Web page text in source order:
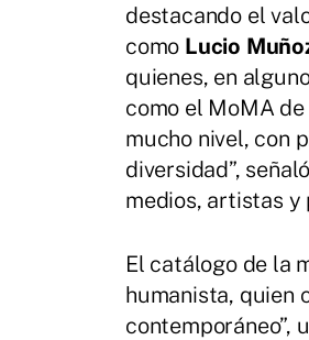
destacando el
como Lucio
quienes, en
como el MoMA
mucho nivel, con
diversidad”,
medios, artistas
El catálogo de la
humanista, quien
contemporáneo”,